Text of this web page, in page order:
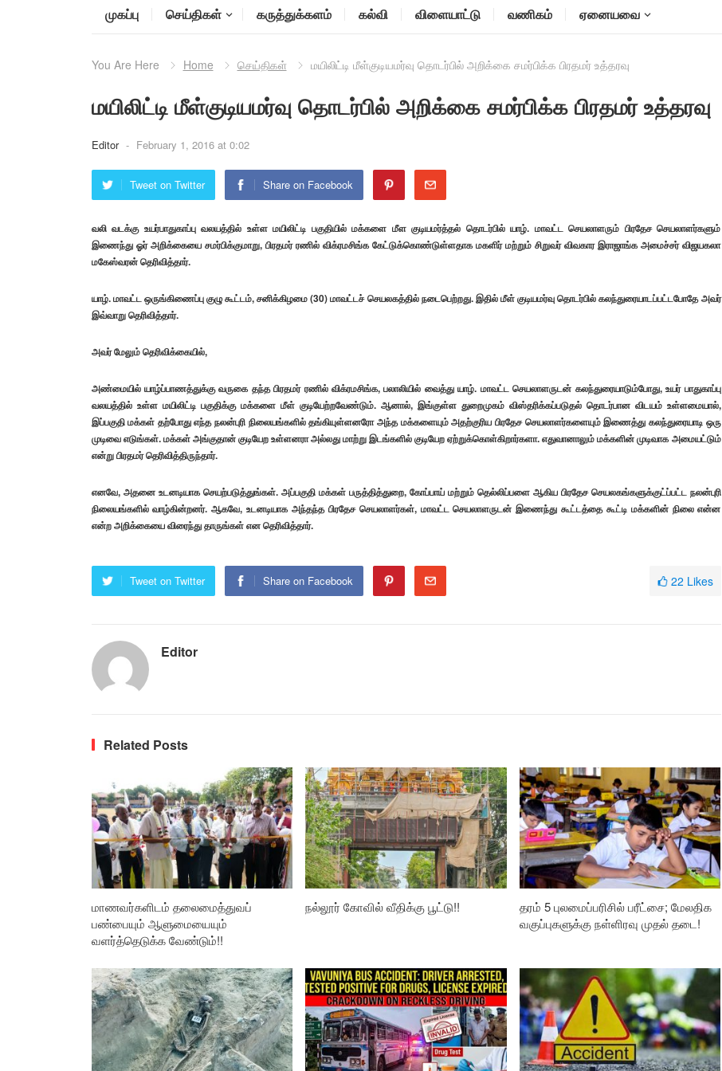
முகப்பு செய்திகள் கருத்துக்களம் கல்வி விளையாட்டு வணிகம் ஏனையவை
You Are Here Home செய்திகள் மயிலிட்டி மீள்குடியமர்வு தொடர்பில் அறிக்கை சமர்பிக்க பிரதமர் உத்தரவு
மயிலிட்டி மீள்குடியமர்வு தொடர்பில் அறிக்கை சமர்பிக்க பிரதமர் உத்தரவு
Editor - February 1, 2016 at 0:02
Tweet on Twitter Share on Facebook
வலி வடக்கு உயர்பாதுகாப்பு வலயத்தில் உள்ள மயிலிட்டி பகுதியில் மக்களை மீள குடியமர்த்தல் தொடர்பில் யாழ். மாவட்ட செயலாளரும் பிரதேச செயலாளர்களும்
இணைந்து ஓர் அறிக்கையை சமர்பிக்குமாறு, பிரதமர் ரணில் விக்ரமசிங்க கேட்டுக்கொண்டுள்ளதாக மகளிர் மற்றும் சிறுவர் விவகார இராஜாங்க அமைச்சர் விஜயகலா
மகேஸ்வரன் தெரிவித்தார்.
யாழ். மாவட்ட ஒருங்கிணைப்பு குழு கூட்டம், சனிக்கிழமை (30) மாவட்டச் செயலகத்தில் நடைபெற்றது. இதில் மீள் குடியமர்வு தொடர்பில் கலந்துரையாடப்பட்டபோதே அவர்
இவ்வாறு தெரிவித்தார்.
அவர் மேலும் தெரிவிக்கையில்,
அண்மையில் யாழ்ப்பாணத்துக்கு வருகை தந்த பிரதமர் ரணில் விக்ரமசிங்க, பலாலியில் வைத்து யாழ். மாவட்ட செயலாளருடன் கலந்துரையாடும்போது, உயர் பாதுகாப்பு
வலயத்தில் உள்ள மயிலிட்டி பகுதிக்கு மக்களை மீள் குடியேற்றவேண்டும். ஆனால், இங்குள்ள துறைமுகம் விஸ்தரிக்கப்படுதல் தொடர்பான விடயம் உள்ளமையால்,
இப்பகுதி மக்கள் தற்போது எந்த நலன்புரி நிலையங்களில் தங்கியுள்ளனரோ அந்த மக்களையும் அதற்குரிய பிரதேச செயலாளர்களையும் இணைத்து கலந்துரையாடி ஒரு
முடிவை எடுங்கள். மக்கள் அங்குதான் குடியேற உள்ளனரா அல்லது மாற்று இடங்களில் குடியேற ஏற்றுக்கொள்கிறார்களா. எதுவானாலும் மக்களின் முடிவாக அமையட்டும்
என்று பிரதமர் தெரிவித்திருந்தார்.
எனவே, அதனை உடனடியாக செயற்படுத்துங்கள். அப்பகுதி மக்கள் பருத்தித்துறை, கோப்பாய் மற்றும் தெல்லிப்பளை ஆகிய பிரதேச செயலகங்களுக்குட்ப்பட்ட நலன்புரி
நிலையங்களில் வாழ்கின்றனர். ஆகவே, உடனடியாக அந்தந்த பிரதேச செயலாளர்கள், மாவட்ட செயலாளருடன் இணைந்து கூட்டத்தை கூட்டி மக்களின் நிலை என்ன
என்ற அறிக்கையை விரைந்து தாருங்கள் என தெரிவித்தார்.
Tweet on Twitter Share on Facebook 22 Likes
Editor
Related Posts
மாணவர்களிடம் தலைமைத்துவப்
பண்பையும் ஆளுமையையும்
வளர்த்தெடுக்க வேண்டும்!!
நல்லூர் கோவில் வீதிக்கு பூட்டு!!
தரம் 5 புலமைப்பரிசில் பரீட்சை; மேலதிக
வகுப்புகளுக்கு நள்ளிரவு முதல் தடை!